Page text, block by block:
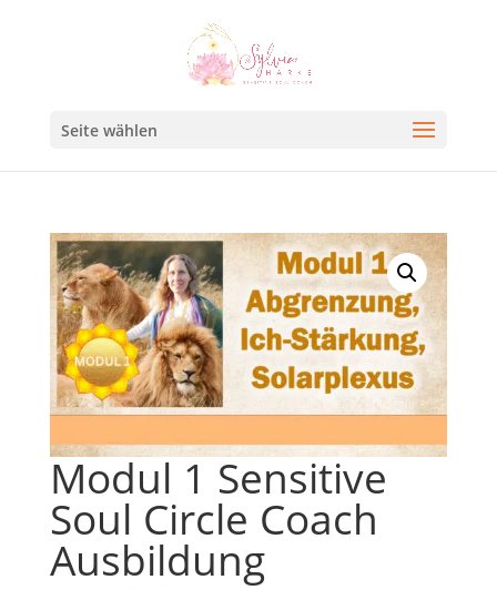
Seite wählen
Modul 1 Sensitive
Soul Circle Coach
Ausbildung